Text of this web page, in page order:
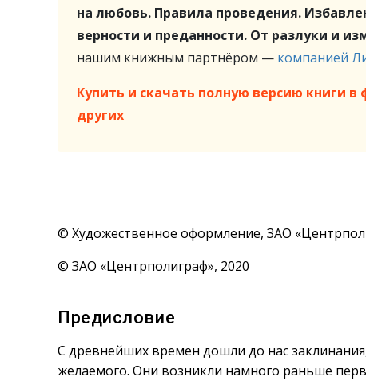
на любовь. Правила проведения.
верности и преданности. От разлуки и
нашим книжным партнёром — компанией
Купить и скачать полную версию книги в
других
© Художественное оформление, ЗАО
© ЗАО «Центрполиграф», 2020
Предисловие
С древнейших времен дошли до нас
желаемого. Они возникли намного раньше